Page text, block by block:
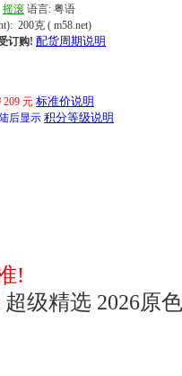
摇滚 语言: 粤语
200克 ( m58.net)
订购! 配货周期说明
209 元 标准价说明
后显示 积分等级说明
!
超级精选 2026原